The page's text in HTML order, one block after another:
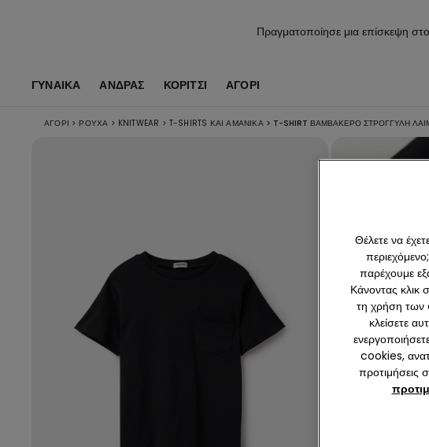
Πραγματοποίησε μια επίσκεψη
ΓΥΝΑΙΚΑ ΑΝΔΡΑΣ ΚΟΡΊΤΣΙ ΑΓΌΡΙ
ΑΓΌΡΙ > ΡΟΎΧΑ > KNITWEAR > T-SHIRTS ΚΑΙ ΑΜΆΝΙΚΑ > T-SHIRT ΒΑΜΒΑΚΕΡΌ ΣΤΡΟΓΓΥΛΉ
Θέλετε να
παρέχουμε
Κάνοντας
τη χρήση των
κλείσετε
cookies,
προτιμήσεις